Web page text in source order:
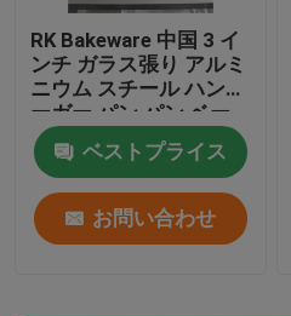
RK Bakeware 中国 3 イ
ンチ ガラス張り アルミ
ニウム スチール ハンバ
ーガー パン パン ベー
キング トレイ
ベストプライス
お問い合わせ